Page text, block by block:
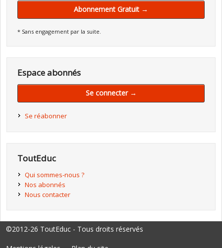
Abonnement Gratuit →
* Sans engagement par la suite.
Espace abonnés
Se connecter →
Se réabonner
ToutEduc
Qui sommes-nous ?
Nos abonnés
Nous contacter
©2012-26 ToutEduc - Tous droits réservés